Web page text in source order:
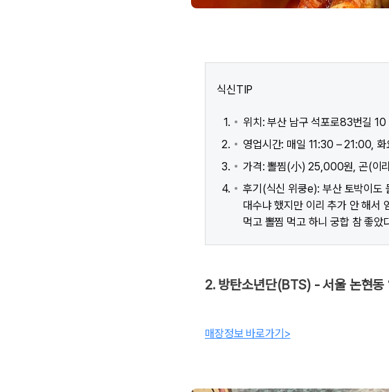
식신TIP
위치: 부산 남구 석포로83번길 10
영업시간: 매일 11:30 – 21:00, 화
가격: 뽈찜(小) 25,000원, 곤(이
후기(식신 위쿵e): 부산 토박이도
대수냐 했지만 이리 추가 안 해서
먹고 뽈찜 먹고 하니 궁합 참 좋았
2. 방탄소년단(BTS) - 서울 논현동
매장정보 바로가기>